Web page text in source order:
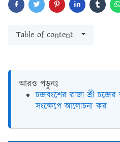
Table of content
আরও পড়ুনঃ
চন্দ্রবংশের রাজা শ্রী
সংক্ষেপে আলোচনা কর